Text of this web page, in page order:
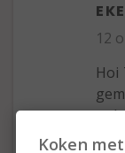
12
Hoi
Koken